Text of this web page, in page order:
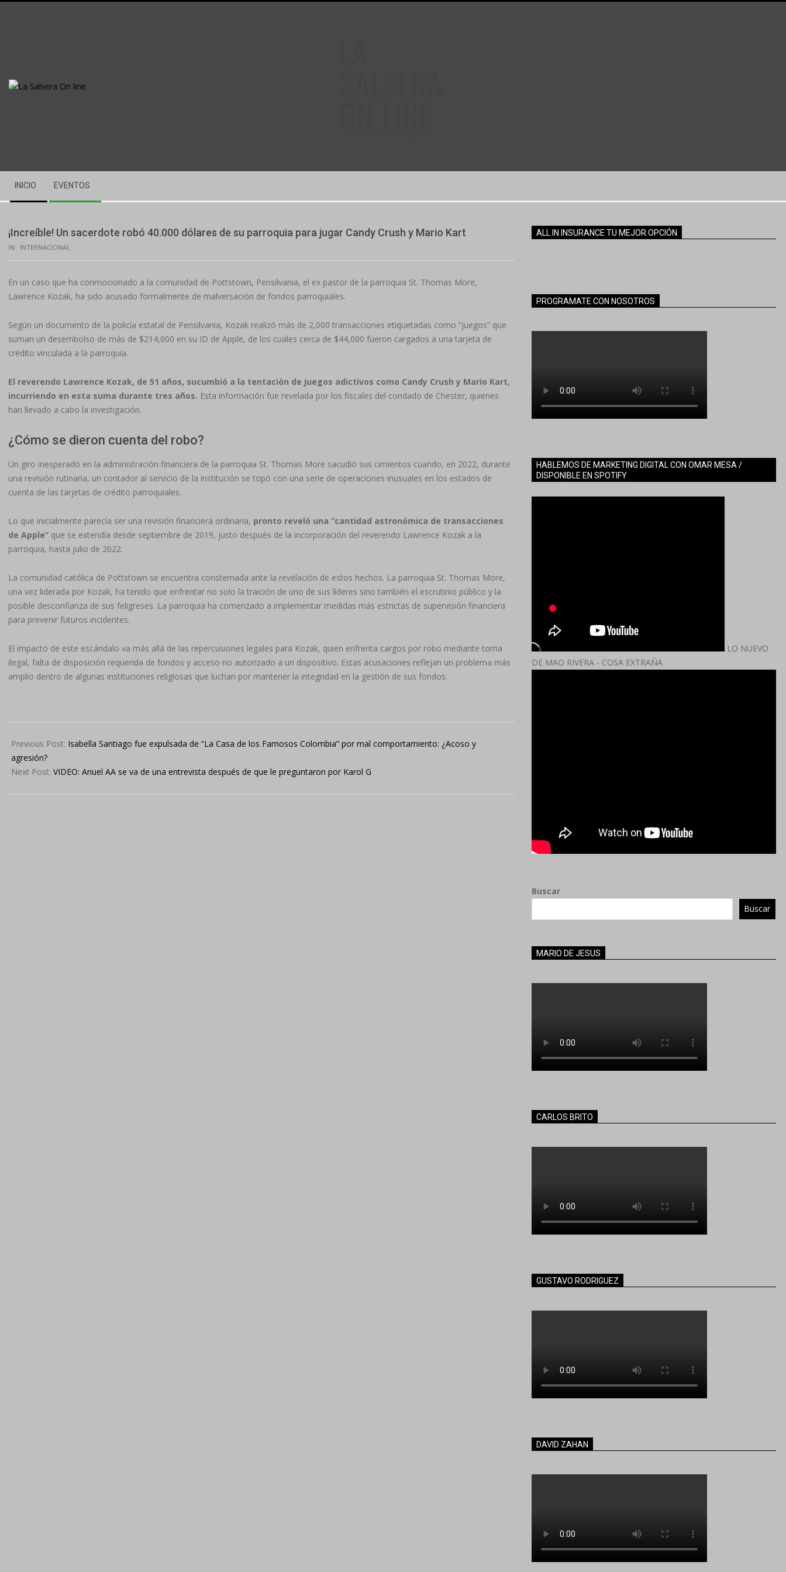
Navigation
Menu
INICIO EVENTOS
¡Increíble! Un sacerdote robó 40.000 dólares de su parroquia para jugar Candy Crush y Mario Kart
IN: INTERNACIONAL
En un caso que ha conmocionado a la comunidad de Pottstown, Pensilvania, el ex pastor de la parroquia St. Thomas More,
Lawrence Kozak, ha sido acusado formalmente de malversación de fondos parroquiales.
Según un documento de la policía estatal de Pensilvania, Kozak realizó más de 2,000 transacciones etiquetadas como “juegos” que
suman un desembolso de más de $214,000 en su ID de Apple, de los cuales cerca de $44,000 fueron cargados a una tarjeta de
crédito vinculada a la parroquia.
El reverendo Lawrence Kozak, de 51 años, sucumbió a la tentación de juegos adictivos como Candy Crush y Mario Kart,
incurriendo en esta suma durante tres años. Esta información fue revelada por los fiscales del condado de Chester, quienes
han llevado a cabo la investigación.
¿Cómo se dieron cuenta del robo?
Un giro inesperado en la administración financiera de la parroquia St. Thomas More sacudió sus cimientos cuando, en 2022, durante
una revisión rutinaria, un contador al servicio de la institución se topó con una serie de operaciones inusuales en los estados de
cuenta de las tarjetas de crédito parroquiales.
Lo que inicialmente parecía ser una revisión financiera ordinaria, pronto reveló una “cantidad astronómica de transacciones
de Apple” que se extendía desde septiembre de 2019, justo después de la incorporación del reverendo Lawrence Kozak a la
parroquia, hasta julio de 2022.
La comunidad católica de Pottstown se encuentra consternada ante la revelación de estos hechos. La parroquia St. Thomas More,
una vez liderada por Kozak, ha tenido que enfrentar no solo la traición de uno de sus líderes sino también el escrutinio público y la
posible desconfianza de sus feligreses. La parroquia ha comenzado a implementar medidas más estrictas de supervisión financiera
para prevenir futuros incidentes.
El impacto de este escándalo va más allá de las repercusiones legales para Kozak, quien enfrenta cargos por robo mediante toma
ilegal, falta de disposición requerida de fondos y acceso no autorizado a un dispositivo. Estas acusaciones reflejan un problema más
amplio dentro de algunas instituciones religiosas que luchan por mantener la integridad en la gestión de sus fondos.
05-
06
Previous Post: Isabella Santiago fue expulsada de “La Casa de los Famosos Colombia” por mal comportamiento: ¿Acoso y
agresión?
Next Post: VIDEO: Anuel AA se va de una entrevista después de que le preguntaron por Karol G
ALL IN INSURANCE TU MEJOR OPCIÓN
PROGRAMATE CON NOSOTROS
HABLEMOS DE MARKETING DIGITAL CON OMAR MESA /
DISPONIBLE EN SPOTIFY
LO NUEVO
DE MAO RIVERA - COSA EXTRAÑA
Buscar
Buscar
MARIO DE JESUS
CARLOS BRITO
GUSTAVO RODRIGUEZ
DAVID ZAHAN